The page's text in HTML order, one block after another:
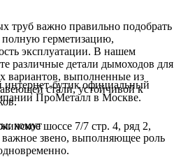
труб важно правильно подобрать
полную герметизацию,
эксплуатации. В нашем
различные детали дымоходов для
вариантов, выполненные из
стали, устойчивой к
хомут
звено, выполняющее роль
бутик официальный
ПроМеталл в Москве.
шоссе 7/7 стр. 4, ряд 2,